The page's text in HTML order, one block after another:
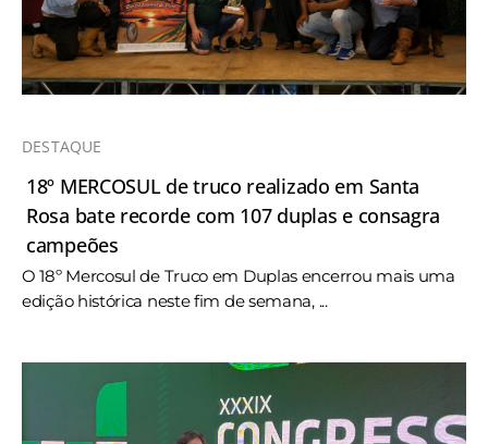
DESTAQUE
18º MERCOSUL de truco realizado em Santa
Rosa bate recorde com 107 duplas e consagra
campeões
O 18º Mercosul de Truco em Duplas encerrou mais uma
edição histórica neste fim de semana, ...